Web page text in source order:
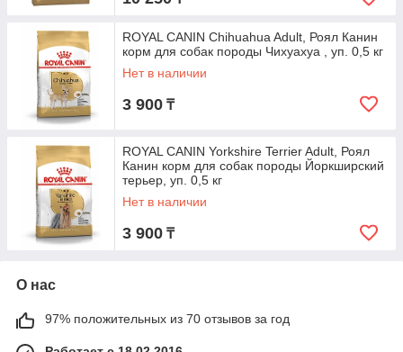
ROYAL CANIN Chihuahua Adult, Роял Канин
корм для собак породы Чихуахуа , уп. 0,5 кг
Нет в наличии
3 900 ₸
ROYAL CANIN Yorkshire Terrier Adult, Роял
Канин корм для собак породы Йоркширский
терьер, уп. 0,5 кг
Нет в наличии
3 900 ₸
О нас
97% положительных из 70 отзывов за год